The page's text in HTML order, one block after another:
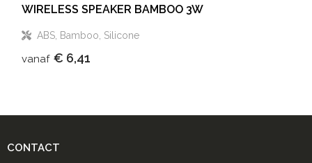
WIRELESS SPEAKER BAMBOO 3W
ABS, Bamboo, Silicone
vanaf € 6,41
CONTACT